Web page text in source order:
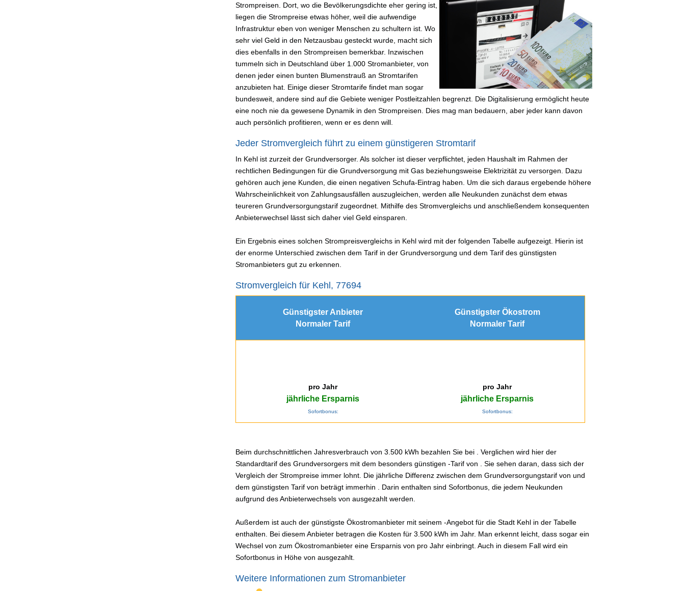
Strompreisen. Dort, wo die Bevölkerungsdichte eher gering ist,
liegen die Strompreise etwas höher, weil die aufwendige
Infrastruktur eben von weniger Menschen zu schultern ist. Wo
sehr viel Geld in den Netzausbau gesteckt wurde, macht sich
dies ebenfalls in den Strompreisen bemerkbar. Inzwischen
tummeln sich in Deutschland über 1.000 Stromanbieter, von
denen jeder einen bunten Blumenstrauß an Stromtarifen
anzubieten hat. Einige dieser Stromtarife findet man sogar
bundesweit, andere sind auf die Gebiete weniger Postleitzahlen begrenzt. Die Digitalisierung ermöglicht heute
eine noch nie da gewesene Dynamik in den Strompreisen. Dies mag man bedauern, aber jeder kann davon
auch persönlich profitieren, wenn er es denn will.
Jeder Stromvergleich führt zu einem günstigeren Stromtarif
In Kehl ist zurzeit der Grundversorger. Als solcher ist dieser verpflichtet, jeden Haushalt im Rahmen der
rechtlichen Bedingungen für die Grundversorgung mit Gas beziehungsweise Elektrizität zu versorgen. Dazu
gehören auch jene Kunden, die einen negativen Schufa-Eintrag haben. Um die sich daraus ergebende höhere
Wahrscheinlichkeit von Zahlungsausfällen auszugleichen, werden alle Neukunden zunächst dem etwas
teureren Grundversorgungstarif zugeordnet. Mithilfe des Stromvergleichs und anschließendem konsequenten
Anbieterwechsel lässt sich daher viel Geld einsparen.
Ein Ergebnis eines solchen Strompreisvergleichs in Kehl wird mit der folgenden Tabelle aufgezeigt. Hierin ist
der enorme Unterschied zwischen dem Tarif in der Grundversorgung und dem Tarif des günstigsten
Stromanbieters gut zu erkennen.
Stromvergleich für Kehl, 77694
Günstigster Anbieter
Normaler Tarif
Günstigster Ökostrom
Normaler Tarif
pro Jahr
jährliche Ersparnis
Sofortbonus:
pro Jahr
jährliche Ersparnis
Sofortbonus:
Beim durchschnittlichen Jahresverbrauch von 3.500 kWh bezahlen Sie bei . Verglichen wird hier der
Standardtarif des Grundversorgers mit dem besonders günstigen -Tarif von . Sie sehen daran, dass sich der
Vergleich der Strompreise immer lohnt. Die jährliche Differenz zwischen dem Grundversorgungstarif von und
dem günstigsten Tarif von beträgt immerhin . Darin enthalten sind Sofortbonus, die jedem Neukunden
aufgrund des Anbieterwechsels von ausgezahlt werden.
Außerdem ist auch der günstigste Ökostromanbieter mit seinem -Angebot für die Stadt Kehl in der Tabelle
enthalten. Bei diesem Anbieter betragen die Kosten für 3.500 kWh im Jahr. Man erkennt leicht, dass sogar ein
Wechsel von zum Ökostromanbieter eine Ersparnis von pro Jahr einbringt. Auch in diesem Fall wird ein
Sofortbonus in Höhe von ausgezahlt.
Weitere Informationen zum Stromanbieter